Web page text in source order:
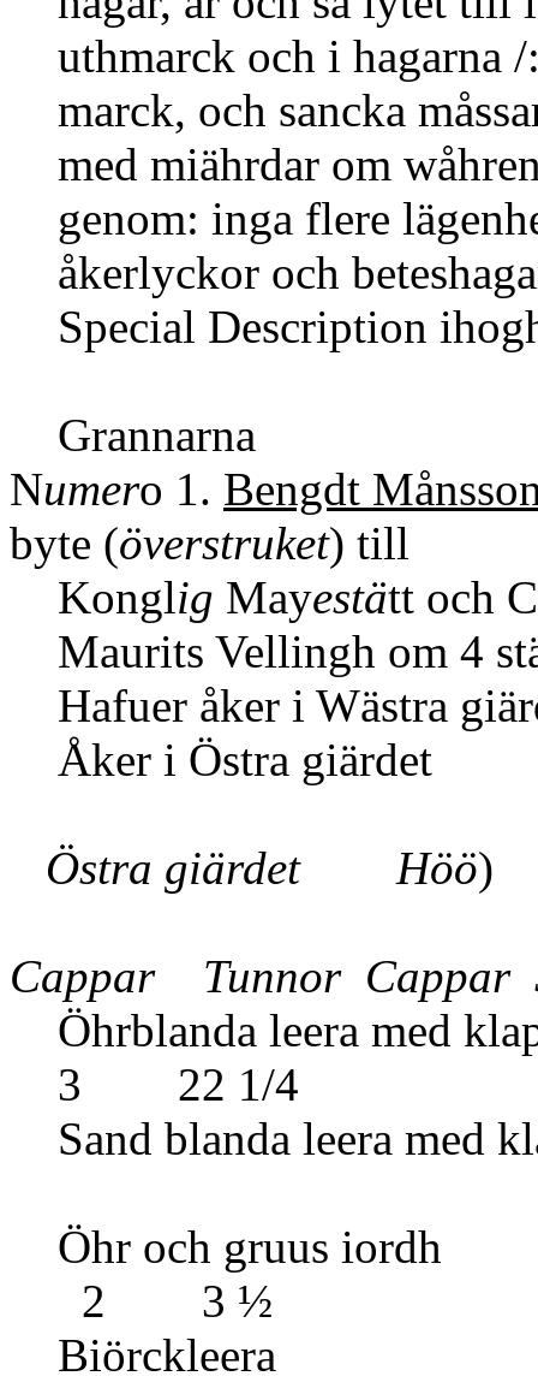
uthmarck och i hagarna /
marck, och sancka
med miährdar om
genom: inga flere
åkerlyckor och
Special Description
Grannarna
Numero 1. Bengdt
byte (överstruket) till
Konglig Mayestätt och
Maurits Vellingh om 4
Hafuer åker i Wästra
Åker i Östra giärdet
Östra giärdet Höö)
Cappar Tunnor Cappar
Öhrblanda leera
3 22 1/4
Sand blanda leera
Öhr och
2 3 ½